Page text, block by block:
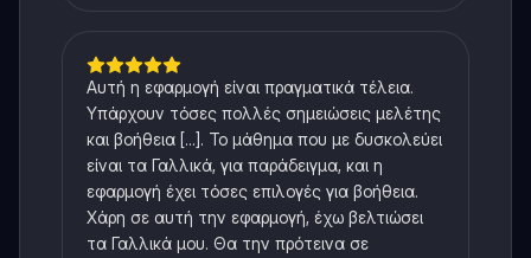
Αυτή η εφαρμογή είναι πραγματικά τέλεια.
Υπάρχουν τόσες πολλές σημειώσεις μελέτης
και βοήθεια [...]. Το μάθημα που με δυσκολεύει
είναι τα Γαλλικά, για παράδειγμα, και η
εφαρμογή έχει τόσες επιλογές για βοήθεια.
Χάρη σε αυτή την εφαρμογή, έχω βελτιώσει
τα Γαλλικά μου. Θα την πρότεινα σε